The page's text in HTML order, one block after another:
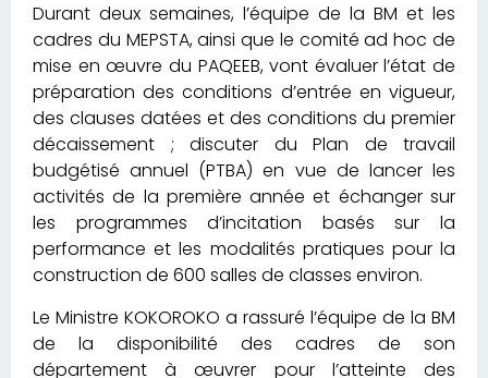
Durant deux semaines, l’équipe de la BM et les
cadres du MEPSTA, ainsi que le comité ad hoc de
mise en œuvre du PAQEEB, vont évaluer l’état de
préparation des conditions d’entrée en vigueur,
des clauses datées et des conditions du premier
décaissement ; discuter du Plan de travail
budgétisé annuel (PTBA) en vue de lancer les
activités de la première année et échanger sur
les programmes d’incitation basés sur la
performance et les modalités pratiques pour la
construction de 600 salles de classes environ.
Le Ministre KOKOROKO a rassuré l’équipe de la BM
de la disponibilité des cadres de son
département à œuvrer pour l’atteinte des